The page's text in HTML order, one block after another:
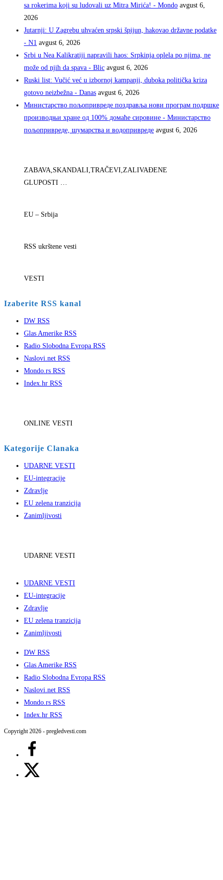
sa rokerima koji su ludovali uz Mitra Mirića! - Mondo avgust 6,
2026
Jutarnji: U Zagrebu uhvaćen srpski špijun, hakovao državne podatke
- N1 avgust 6, 2026
Srbi u Nea Kalikratiji napravili haos: Srpkinja oplela po njima, ne
može od njih da spava - Blic avgust 6, 2026
Ruski list: Vučić već u izbornoj kampanji, duboka politička kriza
gotovo neizbežna - Danas avgust 6, 2026
Министарство пољопривреде поздравља нови програм подршке
производњи хране од 100% домаће сировине - Министарство
пољопривреде, шумарства и водопривреде avgust 6, 2026
ZABAVA,SKANDALI,TRAČEVI,ZALIVAĐENE
GLUPOSTI …
EU – Srbija
RSS ukrštene vesti
VESTI
Izaberite RSS kanal
DW RSS
Glas Amerike RSS
Radio Slobodna Evropa RSS
Naslovi.net RSS
Mondo.rs RSS
Index.hr RSS
ONLINE VESTI
Kategorije Clanaka
UDARNE VESTI
EU-integracije
Zdravlje
EU zelena tranzicija
Zanimljivosti
UDARNE VESTI
UDARNE VESTI
EU-integracije
Zdravlje
EU zelena tranzicija
Zanimljivosti
DW RSS
Glas Amerike RSS
Radio Slobodna Evropa RSS
Naslovi.net RSS
Mondo.rs RSS
Index.hr RSS
Copyright 2026 - pregledvesti.com